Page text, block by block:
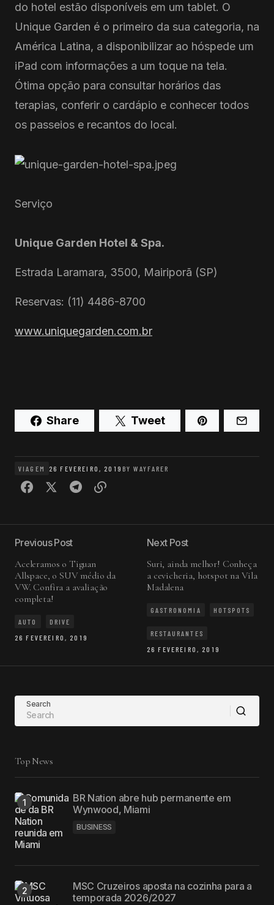
do hotel estão disponíveis em um tablet. O
Unique Garden é o primeiro da sua categoria, na
América Latina, a disponibilizar ao hóspede um
iPad com informações a um toque na tela.
Ótima opção para consultar horários das
terapias, conferir o cardápio e conhecer todos
os passeios e recantos do local.
Serviço
Unique Garden Hotel & Spa.
Estrada Laramara, 3500, Mairiporã (SP)
Reservas: (11) 4486-8700
www.uniquegarden.com.br
Share Tweet
VIAGEM 26 FEVEREIRO, 2019 BY WAYFARER
Previous Post
Aceleramos o Tiguan
Allspace, o SUV médio da
VW. Confira a avaliação
completa!
AUTO
DRIVE
26 FEVEREIRO, 2019
Next Post
Suri, ainda melhor! Conheça
a cevicheria, hotspot na Vila
Madalena
GASTRONOMIA HOTSPOTS
RESTAURANTES
26 FEVEREIRO, 2019
Search
Top News
BR Nation abre hub permanente em
Wynwood, Miami
BUSINESS
MSC Cruzeiros aposta na cozinha para a
temporada 2026/2027